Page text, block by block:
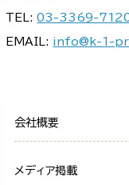
TEL:03-3369-
EMAIL: info@k-1-
会社概要
メディア掲載